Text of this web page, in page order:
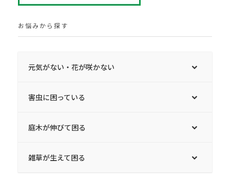
お悩みから探す
元気がない・花が咲かない
害虫に困っている
庭木が伸びて困る
雑草が生えて困る